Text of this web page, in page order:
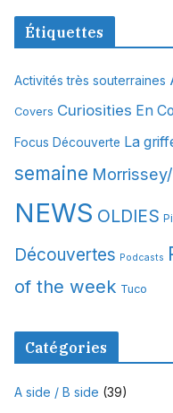
c
v
e
Étiquettes
Activités très souterraines
Covers Curiosities En
Focus Découverte La
semaine
NEWS OLDIES
Découvertes Podcasts
of the week Tuco
Catégories
A side / B side (39)